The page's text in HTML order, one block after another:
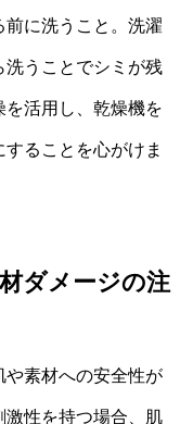
に洗うこと。洗濯
洗うことでシミが残
を活用し、乾燥機を
ることを心がけま
ダメージの注
や素材への安全性が
激性を持つ場合、肌